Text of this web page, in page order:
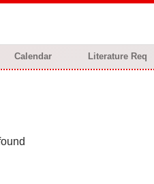
Calendar Literature Req